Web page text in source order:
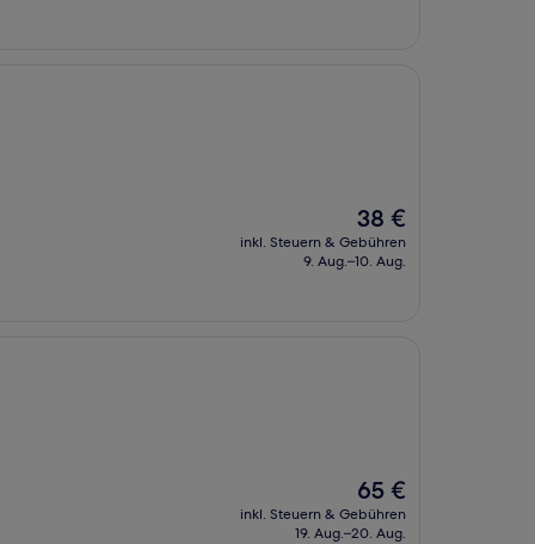
Der
Preis
beträgt
38 €
inkl. Steuern & Gebühren
9. Aug.–10. Aug.
Der
Preis
beträgt
65 €
inkl. Steuern & Gebühren
19. Aug.–20. Aug.